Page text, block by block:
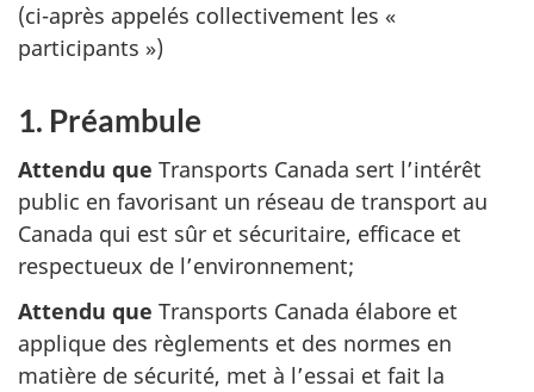
(ci-après appelés collectivement les «
participants »)
1. Préambule
Attendu que Transports Canada sert l’intérêt
public en favorisant un réseau de transport au
Canada qui est sûr et sécuritaire, efficace et
respectueux de l’environnement;
Attendu que Transports Canada élabore et
applique des règlements et des normes en
matière de sécurité, met à l’essai et fait la